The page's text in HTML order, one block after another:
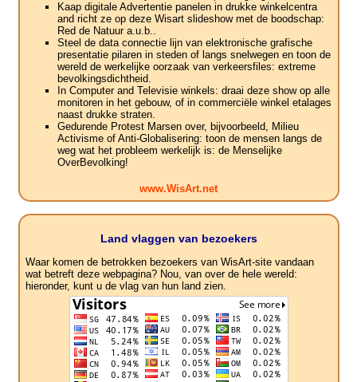
Kaap digitale Advertentie panelen in drukke winkelcentra
and richt ze op deze Wisart slideshow met de boodschap:
Red de Natuur a.u.b..
Steel de data connectie lijn van elektronische grafische
presentatie pilaren in steden of langs snelwegen en toon de
wereld de werkelijke oorzaak van verkeersfiles: extreme
bevolkingsdichtheid.
In Computer and Televisie winkels: draai deze show op alle
monitoren in het gebouw, of in commerciële winkel etalages
naast drukke straten.
Gedurende Protest Marsen over, bijvoorbeeld, Milieu
Activisme of Anti-Globalisering: toon de mensen langs de
weg wat het probleem werkelijk is: de Menselijke
OverBevolking!
www.WisArt.net
Land vlaggen van bezoekers
Waar komen de betrokken bezoekers van WisArt-site vandaan
wat betreft deze webpagina? Nou, van over de hele wereld:
hieronder, kunt u de vlag van hun land zien.